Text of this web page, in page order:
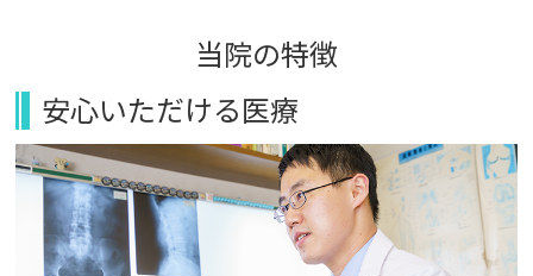
当院の特徴
安心いただける医療